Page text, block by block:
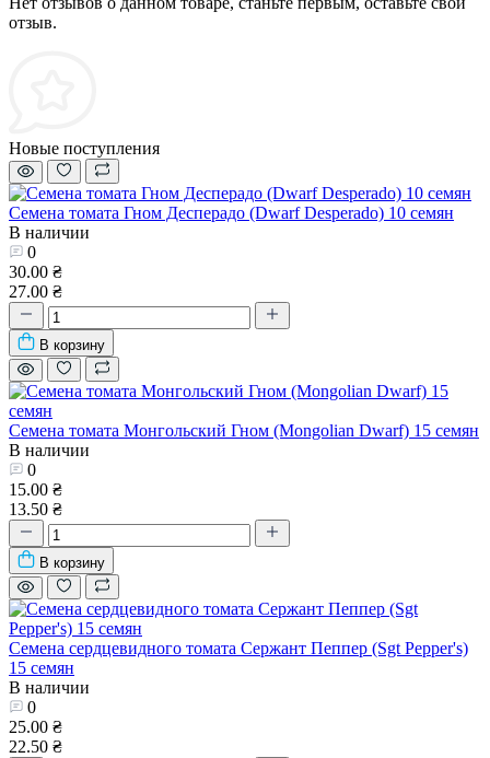
отзыв.
Новые поступления
Семена томата Гном Десперадо (Dwarf Desperado) 10 семян
В наличии
0
30.00 ₴
27.00 ₴
В корзину
Семена томата Монгольский Гном (Mongolian Dwarf) 15 семян
В наличии
0
15.00 ₴
13.50 ₴
В корзину
Семена сердцевидного томата Сержант Пеппер (Sgt Pepper's)
15 семян
В наличии
0
25.00 ₴
22.50 ₴